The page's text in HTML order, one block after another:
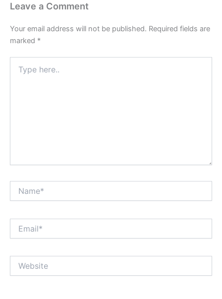
Leave a Comment
Your email address will not be published. Required fields are
marked *
here..